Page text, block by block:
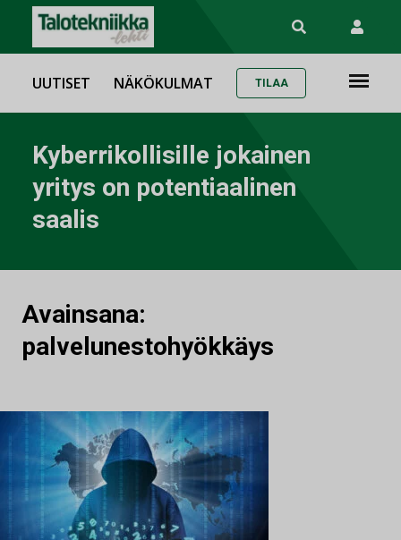
UUTISET NÄKÖKULMAT TILAA
Kyberrikollisille jokainen
yritys on potentiaalinen
saalis
Avainsana:
palvelunestohyökkäys